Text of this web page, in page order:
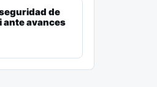
de
ante avances